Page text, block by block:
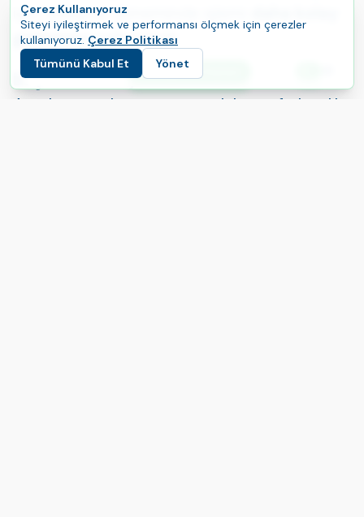
için, iyileşme döneminde işlemi
gizlemeyisağlayabilir.
Başlıca avantajlar
Ameliyattan hemen sonra daha az fark edilir
Çerez Kullanıyoruz
Siteyi iyileştirmek ve performansı ölçmek için çerezler
kullanıyoruz. Çerez Politikası
Tümünü Kabul Et
Yönet
Yolculuğunuza Başlayın